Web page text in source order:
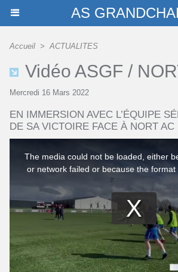
AS
Accueil > ACTUALITES
Vidéo ASGF /
Mercredi 16 Mars 2022
EN IMMERSION AVEC L’ÉQUIPE
DE SA VICTOIRE FACE À NORT